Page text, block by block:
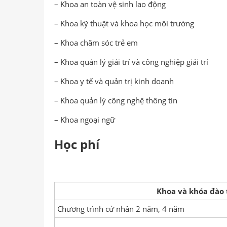
– Khoa an toàn vệ sinh lao động
– Khoa kỹ thuật và khoa học môi trường
– Khoa chăm sóc trẻ em
– Khoa quản lý giải trí và công nghiệp giải trí
– Khoa y tế và quản trị kinh doanh
– Khoa quản lý công nghệ thông tin
– Khoa ngoại ngữ
Học phí
Khoa và khóa đào
Chương trình cử nhân 2 năm, 4 năm